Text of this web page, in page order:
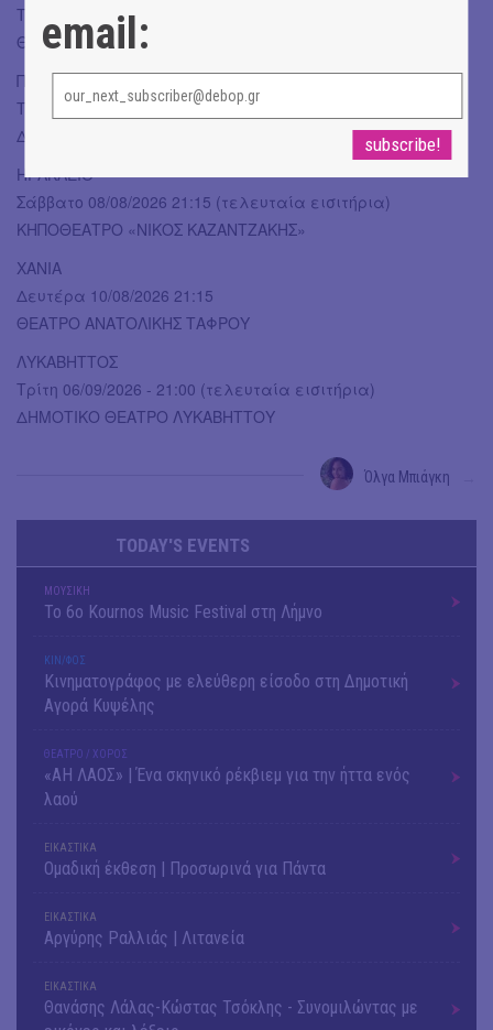
Τρίτη 04/08/2026 21:15
ΘΕΑΤΡΟ ΦΛΟΚΑ
ΠΑΤΡΑ
Τετάρτη 5/08/2026 - 21.15 & Πέμπτη 6/08/2026 - 21.15
ΔΗΜΟΤΙΚΟ ΘΕΑΤΡΟ ΠΑΤΡΑΣ
ΗΡΑΚΛΕΙΟ
Σάββατο 08/08/2026 21:15 (τελευταία εισιτήρια)
ΚΗΠΟΘΕΑΤΡΟ «ΝΙΚΟΣ ΚΑΖΑΝΤΖΑΚΗΣ»
ΧΑΝΙΑ
Δευτέρα 10/08/2026 21:15
ΘΕΑΤΡΟ ΑΝΑΤΟΛΙΚΗΣ ΤΑΦΡΟΥ
ΛΥΚΑΒΗΤΤΟΣ
Τρίτη 06/09/2026 - 21:00 (τελευταία εισιτήρια)
ΔΗΜΟΤΙΚΟ ΘΕΑΤΡΟ ΛΥΚΑΒΗΤΤΟΥ
Όλγα Μπιάγκη
TODAY'S EVENTS
ΜΟΥΣΙΚΗ
Το 6ο Kournos Music Festival στη Λήμνο
ΚΙΝ/ΦΟΣ
Κινηματογράφος με ελεύθερη είσοδο στη Δημοτική
Αγορά Κυψέλης
ΘΕΑΤΡΟ / ΧΟΡΟΣ
«ΑΗ ΛΑΟΣ» | Ένα σκηνικό ρέκβιεμ για την ήττα ενός
λαού
ΕΙΚΑΣΤΙΚΑ
Ομαδική έκθεση | Προσωρινά για Πάντα
ΕΙΚΑΣΤΙΚΑ
Αργύρης Ραλλιάς | Λιτανεία
ΕΙΚΑΣΤΙΚΑ
Θανάσης Λάλας-Κώστας Τσόκλης - Συνομιλώντας με
email: